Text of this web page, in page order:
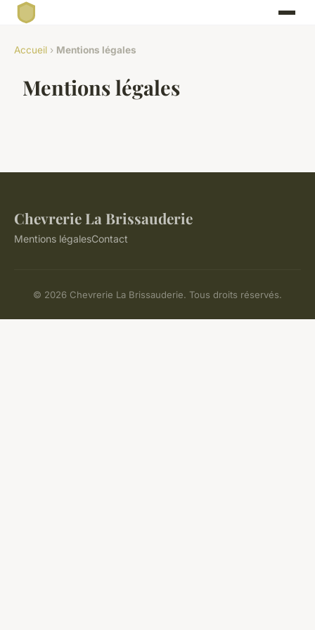
Accueil › Mentions légales
Mentions légales
Chevrerie La Brissauderie
Mentions légalesContact
© 2026 Chevrerie La Brissauderie. Tous droits réservés.